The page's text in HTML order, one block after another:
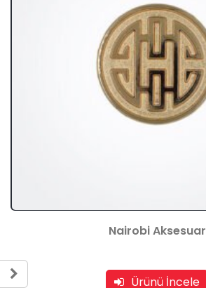
Nairobi Aksesuar
Ürünü İncele